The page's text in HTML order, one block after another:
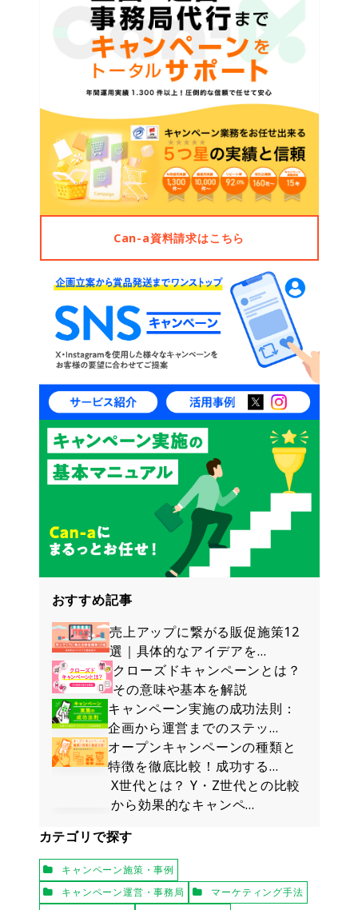
Can-a資料請求はこちら
おすすめ記事
売上アップに繋がる販促施策12
選｜具体的なアイデアを…
クローズドキャンペーンとは？
その意味や基本を解説
キャンペーン実施の成功法則：
企画から運営までのステッ…
オープンキャンペーンの種類と
特徴を徹底比較！成功する…
X世代とは？ Y・Z世代との比較
から効果的なキャンペ…
カテゴリで探す
キャンペーン施策・事例
キャンペーン運営・事務局
マーケティング手法